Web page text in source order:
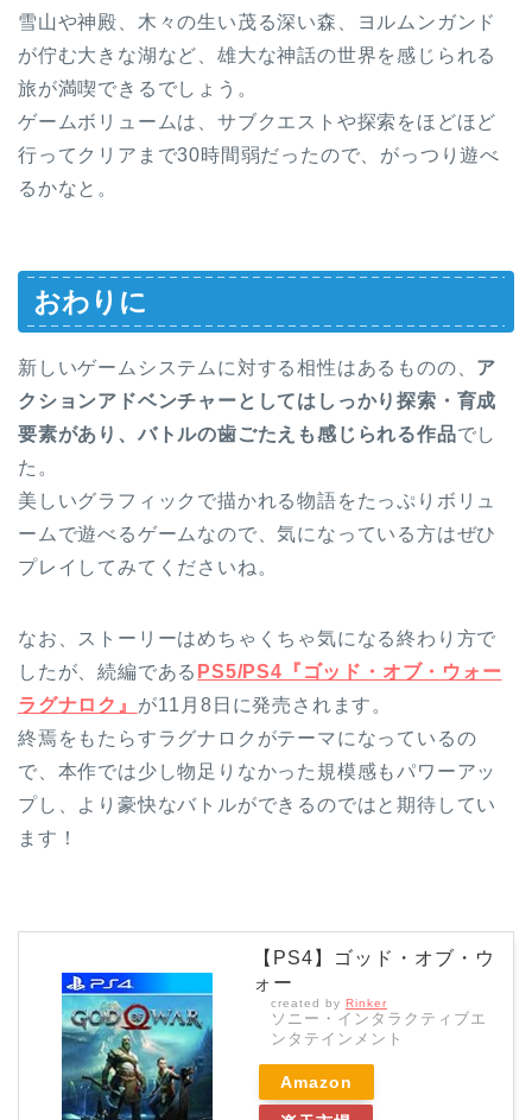
雪山や神殿、木々の生い茂る深い森、ヨルムンガンド
が佇む大きな湖など、雄大な神話の世界を感じられる
旅が満喫できるでしょう。
ゲームボリュームは、サブクエストや探索をほどほど
行ってクリアまで30時間弱だったので、がっつり遊べ
るかなと。
おわりに
新しいゲームシステムに対する相性はあるものの、 ア
クションアドベンチャーとしてはしっかり探索・育成
要素があり、バトルの歯ごたえも感じられる作品でし
た。
美しいグラフィックで描かれる物語をたっぷりボリュ
ームで遊べるゲームなので、気になっている方はぜひ
プレイしてみてくださいね。
なお、ストーリーはめちゃくちゃ気になる終わり方で
したが、続編である PS5/PS4『ゴッド・オブ・ウォー
ラグナロク』 が11月8日に発売されます。
終焉をもたらすラグナロクがテーマになっているの
で、本作では少し物足りなかった規模感もパワーアッ
プし、より豪快なバトルができるのではと期待してい
ます！
【PS4】ゴッド・オブ・ウ
ォー
created by Rinker
ソニー・インタラクティブエ
ンタテインメント
Amazon